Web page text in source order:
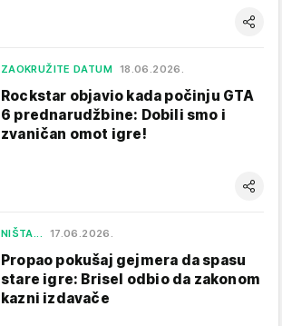
ZAOKRUŽITE DATUM 18.06.2026.
Rockstar objavio kada počinju GTA
6 prednarudžbine: Dobili smo i
zvaničan omot igre!
NIŠTA... 17.06.2026.
Propao pokušaj gejmera da spasu
stare igre: Brisel odbio da zakonom
kazni izdavače